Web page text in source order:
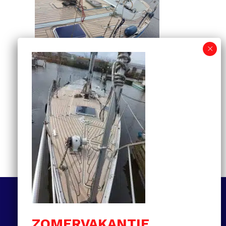
Informatiegids voor
kunststof teakdekken:
van selectie tot
onderhoud en prijzen
MEER LEZEN
Volg ons